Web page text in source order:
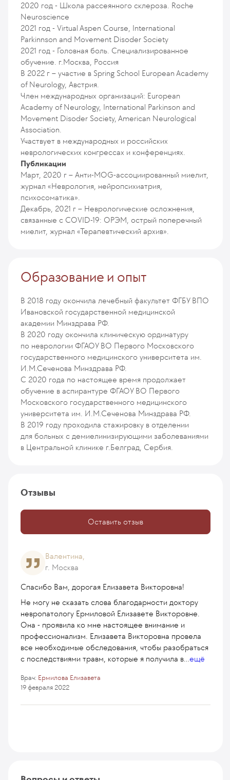
2020 год - Школа рассеянного склероза. Roche
Neuroscience
2021 год - Virtual Aspen Course, International
Parkinnson and Movement Disoder Society
2021 год - Головная боль. Специализированное
обучение. г.Москва, Россия
В 2022 г – участие в Spring School European Academy
of Neurology, Австрия.
Член международных организаций: European
Academy of Neurology, International Parkinson and
Movement Disoder Society, American Neurological
Association.
Участвует в международных и российских
неврологических конгрессах и конференциях.
Публикации
Март, 2020 г – Анти-MOG-ассоциированный миелит,
журнал «Неврология, нейропсихиатрия,
психосоматика».
Декабрь, 2021 г – Неврологические осложнения,
связанные с COVID-19: ОРЭМ, острый поперечный
миелит, журнал «Терапевтический архив».
Образование и опыт
В 2018 году окончила лечебный факультет ФГБУ ВПО
Ивановской государственной медицинской
академии Минздрава РФ.
В 2020 году окончила клиническую ординатуру
по неврологии ФГАОУ ВО Первого Московского
государственного медицинского университета им.
И.М.Сеченова Минздрава РФ.
С 2020 года по настоящее время продолжает
обучение в аспирантуре ФГАОУ ВО Первого
Московского государственного медицинского
университета им. И.М.Сеченова Минздрава РФ.
В 2019 году проходила стажировку в отделении
для больных с демиелинизирующими заболеваниями
в Центральной клинике г.Белград, Сербия.
Отзывы
Оставить отзыв
Валентина,
г. Москва
Спасибо Вам, дорогая Елизавета Викторовна!
Не могу не сказать слова благодарности доктору
невропатологу Ермиловой Елизавете Викторовне.
Она - проявила ко мне настоящее внимание и
профессионализм. Елизавета Викторовна провела
все необходимые обследования, чтобы разобраться
с последствиями травм, которые я получила в...ещё
Врач: Ермилова Елизавета
19 февраля 2022